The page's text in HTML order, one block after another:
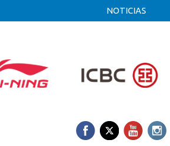
NOTICIAS